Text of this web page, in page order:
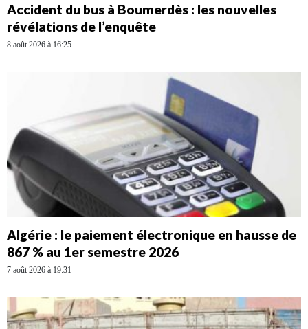
Accident du bus à Boumerdès : les nouvelles
révélations de l’enquête
8 août 2026 à 16:25
Algérie : le paiement électronique en hausse de
867 % au 1er semestre 2026
7 août 2026 à 19:31